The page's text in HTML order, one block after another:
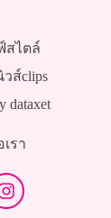
สไตล์
วส์clips
dataxet
รา